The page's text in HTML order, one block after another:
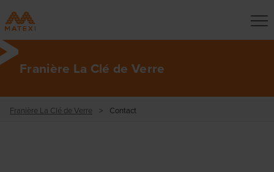
Franière La Clé de Verre
Franière La Clé de Verre > Contact